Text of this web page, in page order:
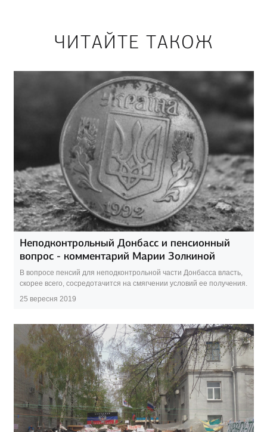
ЧИТАЙТЕ ТАКОЖ
Неподконтрольный Донбасс и пенсионный
вопрос - комментарий Марии Золкиной
В вопросе пенсий для неподконтрольной части Донбасса власть,
скорее всего, сосредотачится на смягчении условий ее получения.
25 вересня 2019